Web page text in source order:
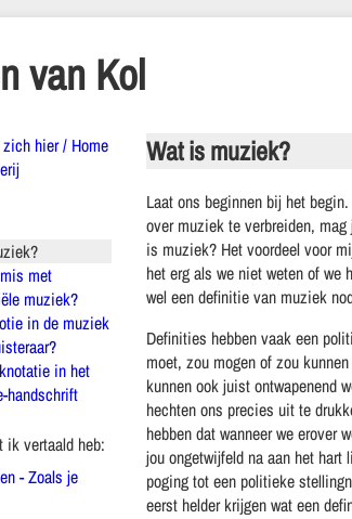
van Kol
Wat is muziek?
Laat ons beginnen bij het
over muziek te verbreiden,
is muziek? Het voordeel voor
het erg als we niet weten of we
wel een definitie van muziek
Definities hebben vaak een
moet, zou mogen of zou
kunnen ook juist ontwapenend
hechten ons precies uit te
hebben dat wanneer we erover
jou ongetwijfeld na aan het
poging tot een politieke
eerst helder krijgen wat een
hier / Home
met
muziek?
in de muziek
in het
handschrift
ik vertaald heb:
- Zoals je